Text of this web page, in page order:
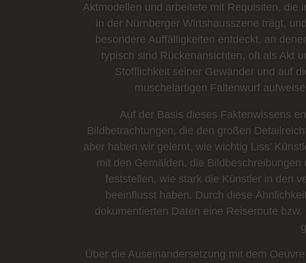
Aktmodellen und arbeitete mit Requisiten, die
in der Nürnberger Wirtshausszene trägt,
besondere Auffälligkeiten entdeckt, an
typisch sind Rückenansichten, oft als Akt
Stofflichkeit seiner Gewänder und auf
muschelartigen Faltenwurf
Auf der Basis dieses Faktenwissens
Bildbetrachtungen, die den großen
aber haben wir gelernt, wie wichtig Liss’
mit den Gemälden, die
feststellen, wie stark die Künstler in den
beeinflusst haben. Durch diese
dokumentierten Daten eine Reiseroute
Über die Auseinandersetzung mit dem